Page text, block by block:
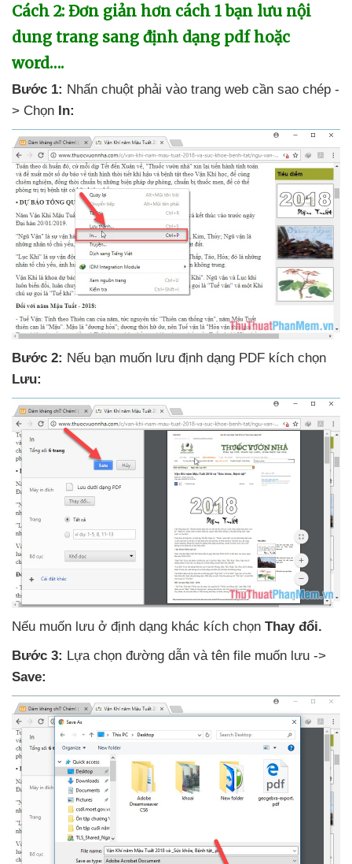
Cách 2: Đơn giản hơn cách 1 bạn lưu nội
dung trang sang định dạng pdfhoặc
word….
Bước 1: Nhấn chuột phải vào trang web cần sao chép -
> Chọn In:
Bước 2: Nếu bạn muốn lưu định dạng PDF kích chọn
Lưu:
Nếu muốn lưu ở định dạng khác kích chọn Thay đổi.
Bước 3: Lựa chọn đường dẫn và tên file muốn lưu ->
Save: